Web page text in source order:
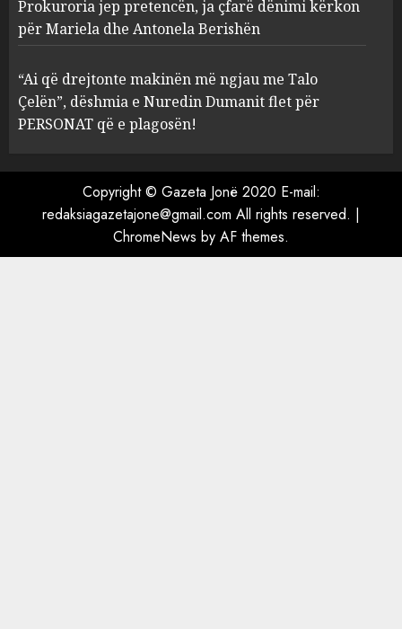
4
Prokuroria jep pretencën, ja
çfarë dënimi kërkon për
Berishën
MARCH 25, 2025
ngjau me Talo Çelën”,
dëshmia e Nuredin Dumanit
flet për PERSONAT që e
plagosën!
Prokuroria jep pretencën, ja çfarë dënimi kërkon
për Mariela dhe Antonela Berishën
“Ai që drejtonte makinën më ngjau me Talo
Çelën”, dëshmia e Nuredin Dumanit flet për
PERSONAT që e plagosën!
Copyright © Gazeta Jonë 2020 E-mail:
redaksiagazetajone@gmail.com All rights reserved. |
ChromeNews by AF themes.